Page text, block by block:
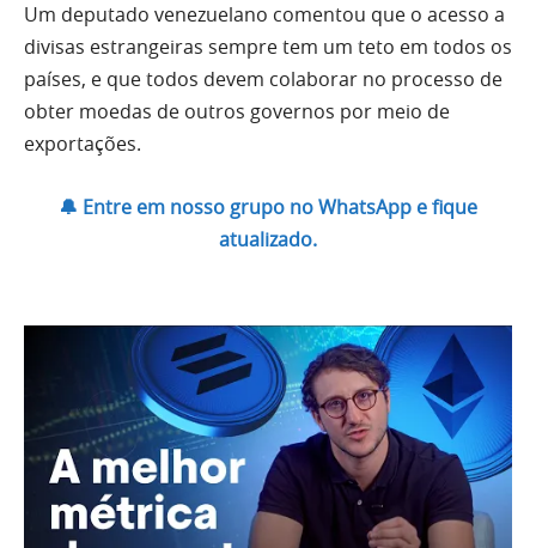
Um deputado venezuelano comentou que o acesso a
divisas estrangeiras sempre tem um teto em todos os
países, e que todos devem colaborar no processo de
obter moedas de outros governos por meio de
exportações.
🔔 Entre em nosso grupo no WhatsApp e fique
atualizado.